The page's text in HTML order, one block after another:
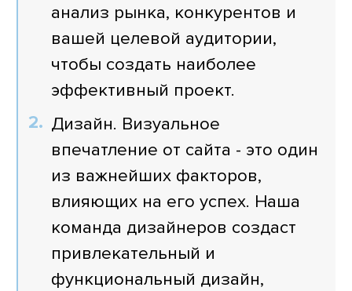
анализ рынка, конкурентов и
вашей целевой аудитории,
чтобы создать наиболее
эффективный проект.
Дизайн. Визуальное
впечатление от сайта - это один
из важнейших факторов,
влияющих на его успех. Наша
команда дизайнеров создаст
привлекательный и
функциональный дизайн,